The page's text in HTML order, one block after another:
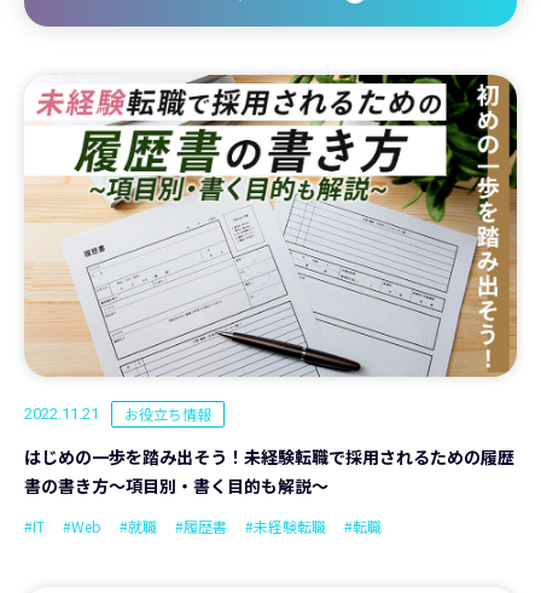
2022.11.21 お役立ち情報
はじめの一歩を踏み出そう！未経験転職で採用されるための履歴
書の書き方〜項目別・書く目的も解説〜
#IT #Web #就職 #履歴書 #未経験転職 #転職